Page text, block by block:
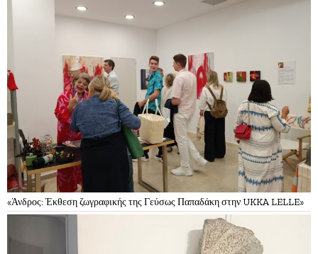
«Άνδρος: Έκθεση ζωγραφικής της Γεύσως Παπαδάκη στην UKKA LELLE»